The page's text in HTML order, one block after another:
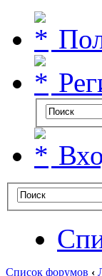
Список форумов ‹